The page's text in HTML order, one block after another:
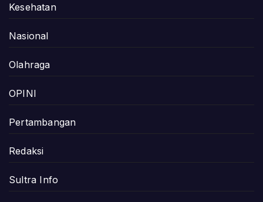
Kesehatan
Nasional
Olahraga
OPINI
Pertambangan
Redaksi
Sultra Info